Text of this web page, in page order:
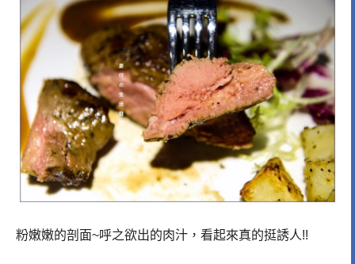
粉嫩嫩的剖面~呼之欲出的肉汁，看起來真的挺誘人!!